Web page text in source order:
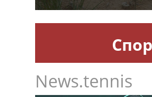
News.tennis